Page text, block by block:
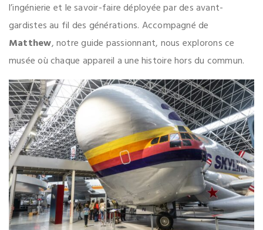
l’ingénierie et le savoir-faire déployée par des avant-
gardistes au fil des générations. Accompagné de
Matthew, notre guide passionnant, nous explorons ce
musée où chaque appareil a une histoire hors du commun.